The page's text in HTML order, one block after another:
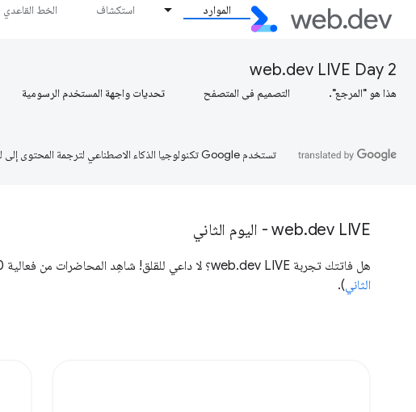
الموارد استكشاف الخط القاعدي
web.dev LIVE Day 2
هذا هو "المرجع". التصميم في المتصفح تحديات واجهة المستخدم الرسومية
تستخدم Google تكنولوجيا الذكاء الاصطناعي لترجمة المحتوى إلى لغتك المفضّلة، وقد تتضمّن بعض الأخطاء.
web.dev LIVE - اليوم الثاني
هل فاتتك تجربة web.dev LIVE؟ لا داعي للقلق! شاهِد المحاضرات من فعالية web.dev LIVE 2020 على YouTube (
الثاني).